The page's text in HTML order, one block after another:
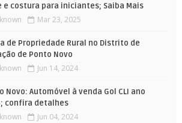
e costura para iniciantes; Saiba Mais
Mar 23, 2025
de Propriedade Rural no Distrito de
de Ponto Novo
Jun 14, 2024
Novo: Automóvel à venda Gol CLI ano
confira detalhes
Jun 04, 2024